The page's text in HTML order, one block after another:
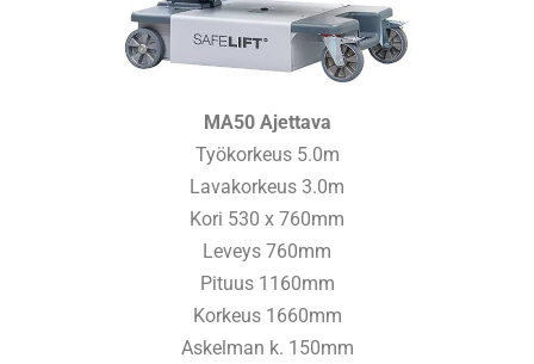
MA50 Ajettava
Työkorkeus 5.0m
Lavakorkeus 3.0m
Kori 530 x 760mm
Leveys 760mm
Pituus 1160mm
Korkeus 1660mm
Askelman k. 150mm